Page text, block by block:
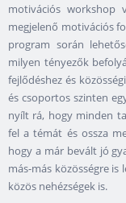
motivációs workshop
megjelenő motivációs
program során
milyen tényezők
fejlődéshez és
és csoportos szinten
nyílt rá, hogy minden
fel a témát és ossza
hogy a már bevált jó
más-más közösségre
közös nehézségek is.